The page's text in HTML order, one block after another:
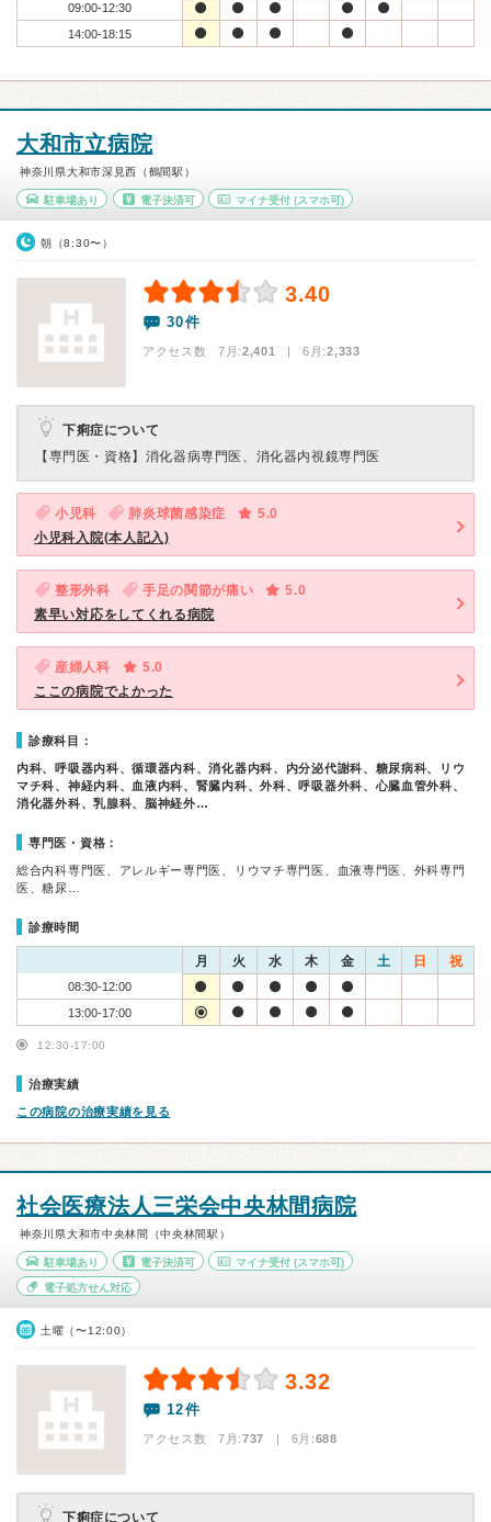
09:00-12:30
14:00-18:15
大和市立病院
神奈川県大和市深見西（鶴間駅）
駐車場あり 電子決済可 マイナ受付 (スマホ可)
朝（8:30〜）
3.40
30件
アクセス数 7月:2,401 | 6月:2,333
下痢症について
【専門医・資格】 消化器病専門医、消化器内視鏡専門医
小児科 肺炎球菌感染症
5.0
小児科入院(本人記入)
整形外科 手足の関節が痛い
5.0
素早い対応をしてくれる病院
産婦人科
5.0
ここの病院でよかった
診療科目：
内科、呼吸器内科、循環器内科、消化器内科、内分泌代謝科、糖尿病科、リウ
マチ科、神経内科、血液内科、腎臓内科、外科、呼吸器外科、心臓血管外科、
消化器外科、乳腺科、脳神経外…
専門医・資格：
総合内科専門医、アレルギー専門医、リウマチ専門医、血液専門医、外科専門
医、糖尿…
診療時間
月 火 水 木 金 土 日 祝
08:30-12:00
13:00-17:00
12:30-17:00
治療実績
この病院の治療実績を見る
社会医療法人三栄会中央林間病院
神奈川県大和市中央林間（中央林間駅）
駐車場あり 電子決済可 マイナ受付 (スマホ可)
電子処方せん対応
土曜（〜12:00）
3.32
12件
アクセス数 7月:737 | 6月:688
下痢症について